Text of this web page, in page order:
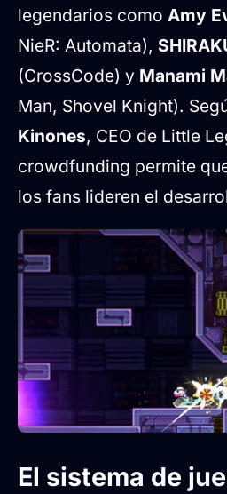
legendarios como Amy
NieR: Automata),
(CrossCode) y Manami
Man, Shovel Knight).
Kinones, CEO de Little
crowdfunding permite
los fans lideren el
El sistema de